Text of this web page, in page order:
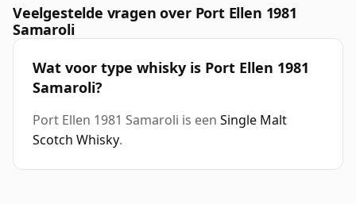
Veelgestelde vragen over Port Ellen 1981
Samaroli
Wat voor type whisky is Port Ellen 1981
Samaroli?
Port Ellen 1981 Samaroli is een Single Malt
Scotch Whisky.